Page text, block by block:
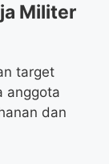
Militer
target
anggota
dan